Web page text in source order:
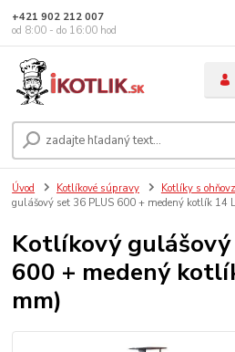
+421 902 212 007
od 8:00 - do 16:00 hod
Úvod Kotlíkové súpravy Kotlíky s
gulášový set 36 PLUS 600 + medený kotlík 14
Kotlíkový gulášový
600 + medený
mm)